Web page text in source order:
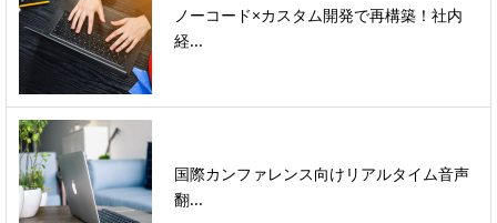
ノーコード×カスタム開発で再構築！社内
経...
国際カンファレンス向けリアルタイム音声
翻...